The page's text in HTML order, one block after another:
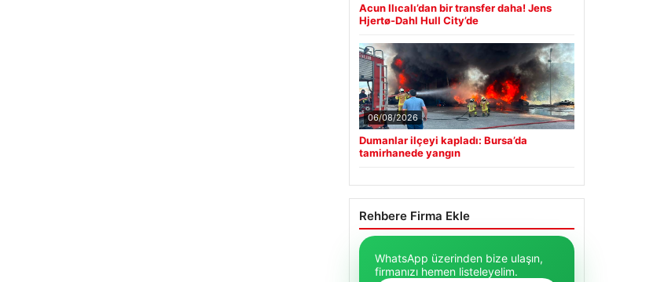
Acun Ilıcalı’dan bir transfer daha! Jens
Hjertø-Dahl Hull City’de
06/08/2026
Dumanlar ilçeyi kapladı: Bursa’da
tamirhanede yangın
Rehbere Firma Ekle
WhatsApp üzerinden bize ulaşın,
firmanızı hemen listeleyelim.